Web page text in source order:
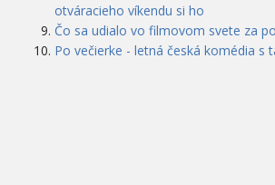
otváracieho víkendu si ho
Čo sa udialo vo filmovom svete za
Po večierke - letná česká komédia s